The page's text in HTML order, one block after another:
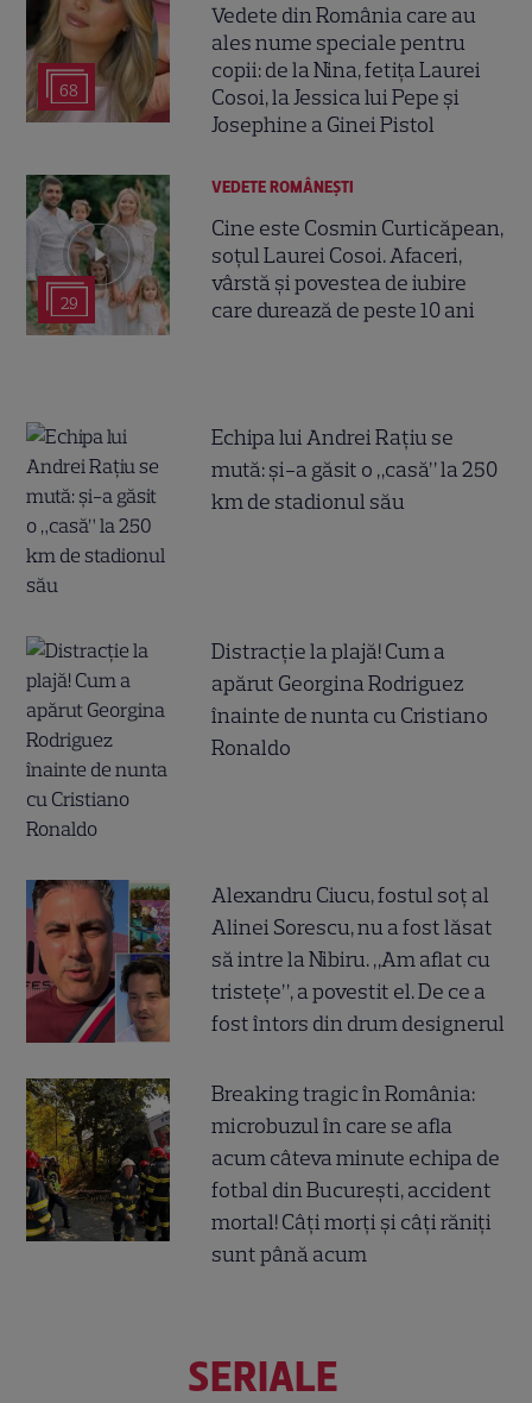
68
Vedete din România care au
ales nume speciale pentru
copii: de la Nina, fetița Laurei
Cosoi, la Jessica lui Pepe și
Josephine a Ginei Pistol
29
VEDETE ROMÂNEŞTI
Cine este Cosmin Curticăpean,
soțul Laurei Cosoi. Afaceri,
vârstă și povestea de iubire
care durează de peste 10 ani
Echipa lui Andrei Rațiu se
mută: și-a găsit o „casă” la 250
km de stadionul său
Distracție la plajă! Cum a
apărut Georgina Rodriguez
înainte de nunta cu Cristiano
Ronaldo
Alexandru Ciucu, fostul soț al
Alinei Sorescu, nu a fost lăsat
să intre la Nibiru. „Am aflat cu
tristețe”, a povestit el. De ce a
fost întors din drum designerul
Breaking tragic în România:
microbuzul în care se afla
acum câteva minute echipa de
fotbal din București, accident
mortal! Câți morți și câți răniți
sunt până acum
SERIALE